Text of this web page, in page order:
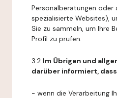
Personalberatungen oder
spezialisierte Websites),
Sie zu sammeln, um Ihre
Profil zu prüfen.
3.2 Im Übrigen und
darüber informiert,
- wenn die Verarbeitung